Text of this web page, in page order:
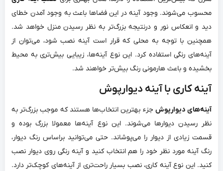
محسوب می‌شوند. وجود آینه در این فضاها باعث به ‌وجود آمدن خطای
دید و انعکاس نور و درنتیجه بزرگ‌تر به ‌نظر رسیدن منزل خواهد شد.
همچنین با توجه به محلی که قرار است آینه نصب شود، می‌توان از
آینه‌های رنگی استفاده کرد. این نوع آینه‌ها، زیبایی بیش‌تری به محیط
بخشیده و باعث هارمونی رنگ بیش‌تر خواهند شد.
آینه کاری با آینه دیوارپوش
آینه‌های دیوارپوش جزء بهترین انتخاب‌ها هستند که موجب بزرگ‌تر به
نظر رسیدن دیوارها می‌شوند. این نوع آینه‌ها معمولا بزرگ بوده و
قسمت زیادی از دیوار را می‌پوشاند. حتی می‌توانید براساس رنگ دیوار،
رنگ آینه مورد نظر خود را هم انتخاب کنید و آینه رنگی روی دیوار نصب
کنید. این نوع آینه کاری، نصب بسیار راحت‌تری از آینه‌های کوچک‌تر دارد.